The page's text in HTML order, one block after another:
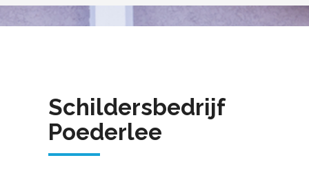
Schildersbedrijf
Poederlee